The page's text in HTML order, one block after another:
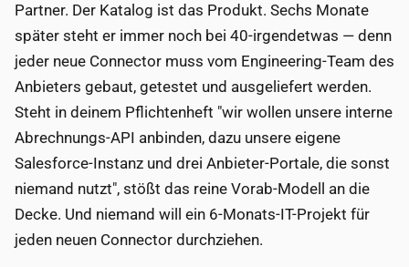
Partner. Der Katalog ist das Produkt. Sechs Monate
später steht er immer noch bei 40-irgendetwas — denn
jeder neue Connector muss vom Engineering-Team des
Anbieters gebaut, getestet und ausgeliefert werden.
Steht in deinem Pflichtenheft "wir wollen unsere interne
Abrechnungs-API anbinden, dazu unsere eigene
Salesforce-Instanz und drei Anbieter-Portale, die sonst
niemand nutzt", stößt das reine Vorab-Modell an die
Decke. Und niemand will ein 6-Monats-IT-Projekt für
jeden neuen Connector durchziehen.